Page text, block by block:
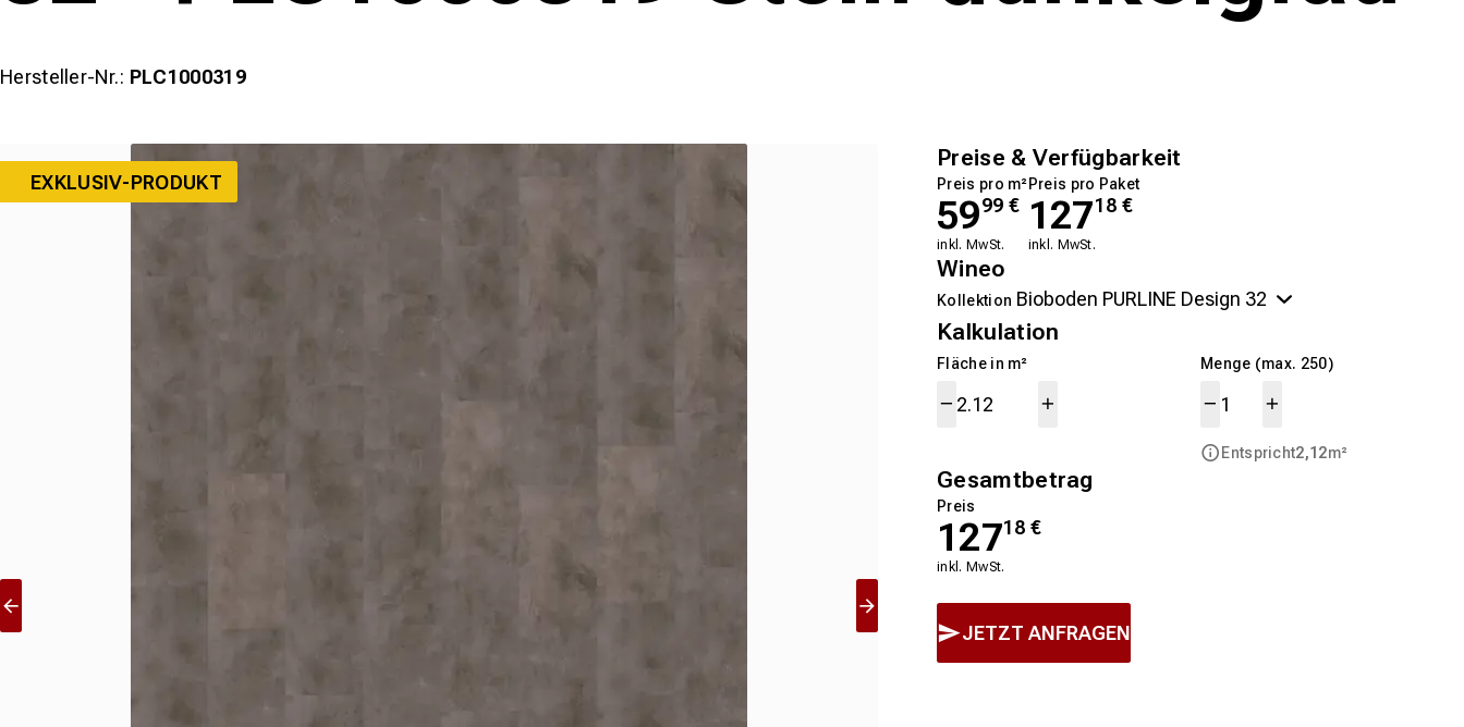
Hersteller-Nr.: PLC1000319
EXKLUSIV-PRODUKT
Preise & Verfügbarkeit
Preis pro m²
5999 €
inkl. MwSt.
Preis pro Paket
12718 €
inkl. MwSt.
Wineo
Kollektion
Kalkulation
Fläche in m² Menge (max. 250)
Entspricht2,12m²
Gesamtbetrag
Preis
12718 €
inkl. MwSt.
JETZT ANFRAGEN